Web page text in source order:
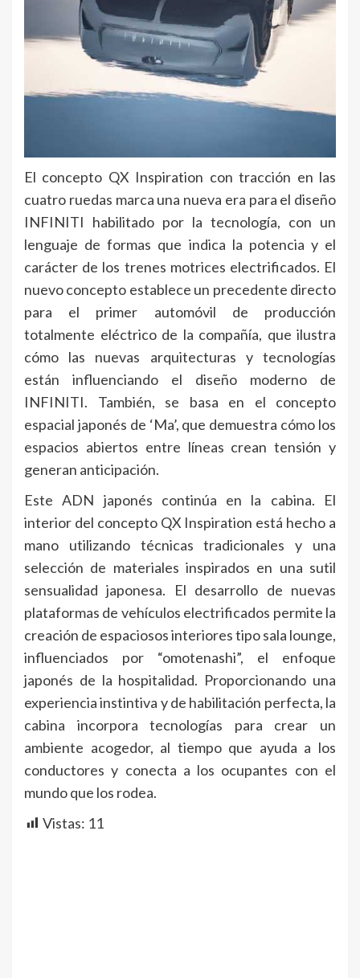
El concepto QX Inspiration con tracción en las
cuatro ruedas marca una nueva era para el diseño
INFINITI habilitado por la tecnología, con un
lenguaje de formas que indica la potencia y el
carácter de los trenes motrices electrificados. El
nuevo concepto establece un precedente directo
para el primer automóvil de producción
totalmente eléctrico de la compañía, que ilustra
cómo las nuevas arquitecturas y tecnologías
están influenciando el diseño moderno de
INFINITI. También, se basa en el concepto
espacial japonés de ‘Ma’, que demuestra cómo los
espacios abiertos entre líneas crean tensión y
generan anticipación.
Este ADN japonés continúa en la cabina. El
interior del concepto QX Inspiration está hecho a
mano utilizando técnicas tradicionales y una
selección de materiales inspirados en una sutil
sensualidad japonesa. El desarrollo de nuevas
plataformas de vehículos electrificados permite la
creación de espaciosos interiores tipo sala lounge,
influenciados por “omotenashi”, el enfoque
japonés de la hospitalidad. Proporcionando una
experiencia instintiva y de habilitación perfecta, la
cabina incorpora tecnologías para crear un
ambiente acogedor, al tiempo que ayuda a los
conductores y conecta a los ocupantes con el
mundo que los rodea.
Vistas: 11